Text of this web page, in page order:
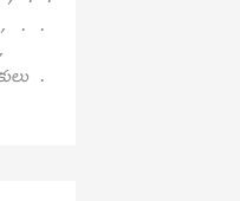
, . .
.